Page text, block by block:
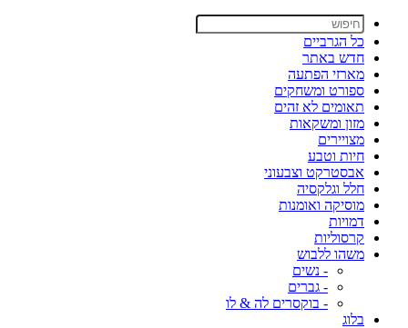
כל הגרביים
חדש באתר
מארזי הפתעה
ספורט ומשחקים
תאומים לא זהים
מזון ומשקאות
מצויירים
חיות וטבע
אבסטרקט וצבעוני
חלל וגלקסיה
מוסיקה ואומנות
דמויות
קרסוליות
משהו ללבוש
- נשים
- גברים
- בוקסרים לה & לו
בלוג